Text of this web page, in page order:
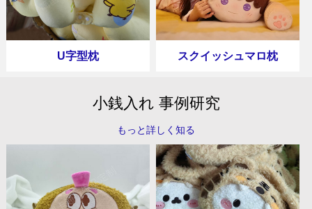
U字型枕 スクイッシュマロ枕
小銭入れ 事例研究
もっと詳しく知る